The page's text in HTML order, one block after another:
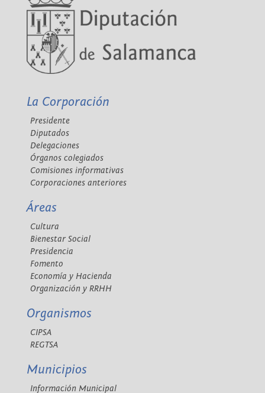
La Corporación
Presidente
Diputados
Delegaciones
Órganos colegiados
Comisiones informativas
Corporaciones anteriores
Áreas
Cultura
Bienestar Social
Presidencia
Fomento
Economía y Hacienda
Organización y RRHH
Organismos
CIPSA
REGTSA
Municipios
Información Municipal